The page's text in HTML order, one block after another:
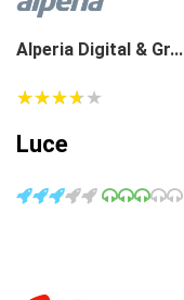
Alperia Digital & Gr...
★★★★★
★★★★★
Luce